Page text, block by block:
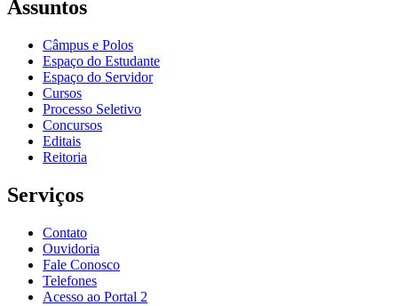
Assuntos
Câmpus e Polos
Espaço do Estudante
Espaço do Servidor
Cursos
Processo Seletivo
Concursos
Editais
Reitoria
Serviços
Contato
Ouvidoria
Fale Conosco
Telefones
Acesso ao Portal 2